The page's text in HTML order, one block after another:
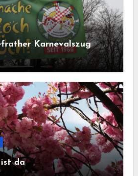
Karnevalszug
da